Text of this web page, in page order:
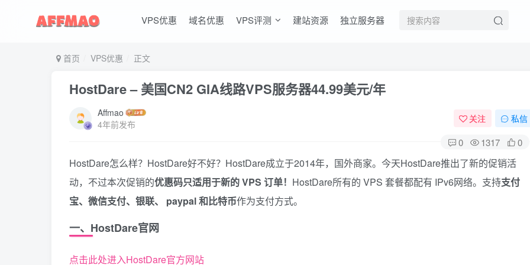
VPS优惠 域名优惠 VPS评测 建站资源 独立服务器
首页 VPS优惠 正文
HostDare – 美国CN2 GIA线路VPS服务器44.99美元/年
Affmao
4年前发布
关注 私信
0 1317 0
HostDare怎么样？HostDare好不好？HostDare成立于2014年，国外商家。今天HostDare推出了新的促销活
动，不过本次促销的优惠码只适用于新的 VPS 订单！ HostDare所有的 VPS 套餐都配有 IPv6网络。支持支付
宝、微信支付、银联、 paypal 和比特币作为支付方式。
一、HostDare官网
点击此处进入HostDare官方网站